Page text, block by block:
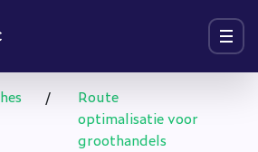
Menu
/
Route
optimalisatie voor
groothandels